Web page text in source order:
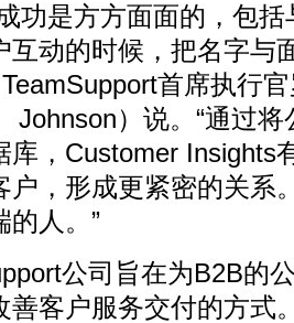
是方方面面的，包括
互动的时候，把名字与
首席执行
Johnson）说。“通过
库，Customer Insights
户，形成更紧密的关系
的人。”
公司旨在为B2B的
善客户服务交付的方式